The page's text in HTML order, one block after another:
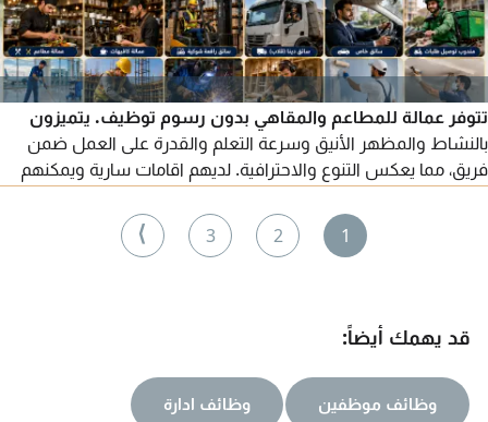
تتوفر عمالة للمطاعم والمقاهي بدون رسوم توظيف. يتميزون
بالنشاط والمظهر الأنيق وسرعة التعلم والقدرة على العمل ضمن
فريق، مما يعكس التنوع والاحترافية. لديهم اقامات سارية ويمكنهم
1
2
3
⟩
قد يهمك أيضاً:
وظائف موظفين وظائف ادارة